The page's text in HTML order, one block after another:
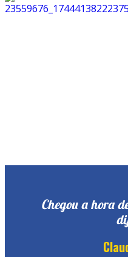
Chegou a hora